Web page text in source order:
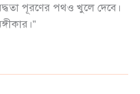
পূরণের পথও খুলে দেবে।